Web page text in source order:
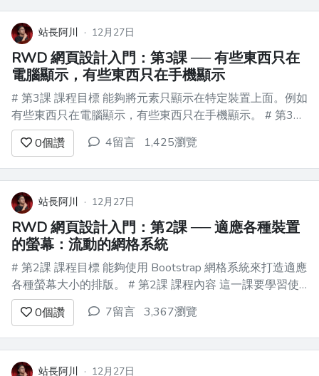
站長阿川 · 12月27日
RWD 網頁設計入門：第3課 ── 有些東西只在
電腦顯示，有些東西只在手機顯示
# 第3課 課程目標 能夠將元素只顯示在特定裝置上面。例如
有些東西只在電腦顯示，有些東西只在手機顯示。 # 第3課
課程內容 請參考：
https://getbootstrap.com/docs/5.3/utilities/display/ # 第3課
作業 承接...
0個讚 4留言 1,425瀏覽
站長阿川 · 12月27日
RWD 網頁設計入門：第2課 ── 適應各種裝置
的螢幕：流動的網格系統
# 第2課 課程目標 能夠使用 Bootstrap 網格系統來打造適應
各種螢幕大小的排版。 # 第2課 課程內容 這一課要學習使
用 Bootstrap 的網格系統。 請參考這幾份教學： -
https://www.w3schools.com/css/css_rwd_in...
0個讚 7留言 3,367瀏覽
站長阿川 · 12月27日